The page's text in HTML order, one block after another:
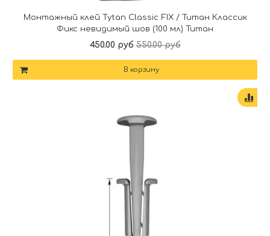
Монтажный клей Tytan Classic FIX / Титан Классик
Фикс невидимый шов (100 мл) Титан
450.00 руб 550.00 руб
В корзину